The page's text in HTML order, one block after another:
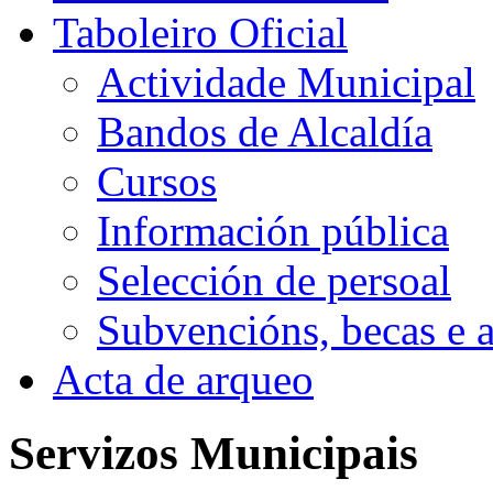
Taboleiro Oficial
Actividade Municipal
Bandos de Alcaldía
Cursos
Información pública
Selección de persoal
Subvencións, becas e
Acta de arqueo
Servizos Municipais